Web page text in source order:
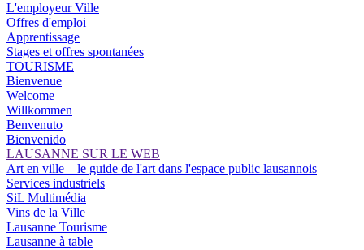
L'employeur Ville
Offres d'emploi
Apprentissage
Stages et offres spontanées
TOURISME
Bienvenue
Welcome
Willkommen
Benvenuto
Bienvenido
LAUSANNE SUR LE WEB
Art en ville – le guide de l'art dans l'espace public lausannois
Services industriels
SiL Multimédia
Vins de la Ville
Lausanne Tourisme
Lausanne à table